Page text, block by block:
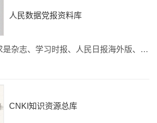
人民数据党报资料库
收录人民日报、求是杂志、学习时报、人民日报海外版、人民日报社论、言论及党报头版要闻等党报资料信息。
CNKI知识资源总库